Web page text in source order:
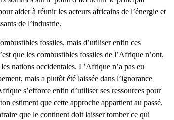
aider à réunir les acteurs africains de l’énergie et
de l’industrie.
fossiles, mais d’utiliser enfin ces
que les combustibles fossiles de l’Afrique n’ont,
nations occidentales. L’Afrique n’a pas eu
mais a plutôt été laissée dans l’ignorance
s’efforce enfin d’utiliser ses ressources pour
estiment que cette approche appartient au passé.
que le continent doit laisser tomber ce qui